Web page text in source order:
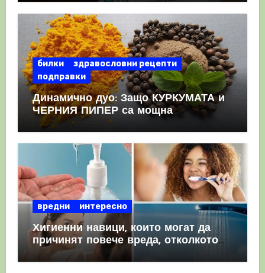
билки
здравословни рецепти
подправки
Динамично дуо: Защо КУРКУМАТА и
ЧЕРНИЯ ПИПЕР са мощна
комбинация
вредни интересно
Хигиенни навици, които могат да
причинят повече вреда, отколкото
полза